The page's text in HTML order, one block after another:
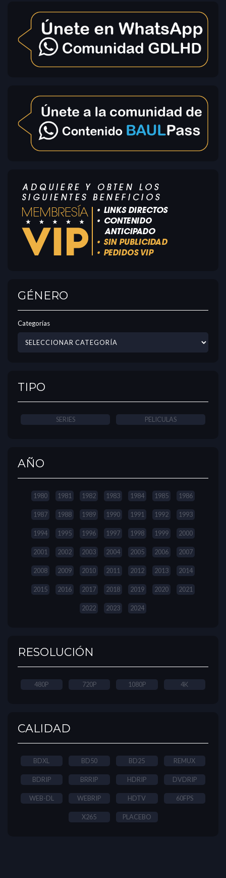
GÉNERO
Categorías
TIPO
SERIES PELICULAS
AÑO
1980 1981 1982 1983 1984 1985 1986
1987 1988 1989 1990 1991 1992 1993
1994 1995 1996 1997 1998 1999 2000
2001 2002 2003 2004 2005 2006 2007
2008 2009 2010 2011 2012 2013 2014
2015 2016 2017 2018 2019 2020 2021
2022 2023 2024
RESOLUCIÓN
480P 720P 1080P 4K
CALIDAD
BDXL BD50 BD25 REMUX
BDRIP BRRIP HDRIP DVDRIP
WEB-DL WEBRIP HDTV 60FPS
X265 PLACEBO